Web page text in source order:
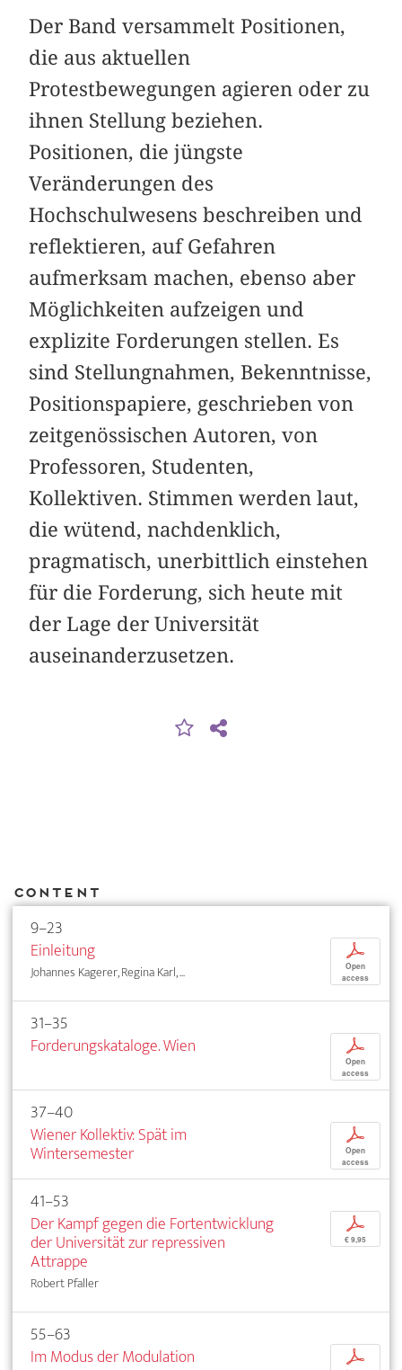
Der Band versammelt Positionen,
die aus ­aktuellen
Protestbewegungen agieren oder zu
ihnen Stellung beziehen.
Positionen, die jüngste
Veränderungen des
Hochschulwesens beschreiben und
reflektieren, auf Gefahren
aufmerksam machen, ebenso aber
Möglichkeiten aufzeigen und
explizite Forderungen stellen. Es
sind Stellungnahmen, Bekenntnisse,
Positionspapiere, geschrieben von
zeitgenössischen Autoren, von
Professoren, Studenten,
Kollektiven. Stimmen werden laut,
die wütend, nachdenklich,
pragmatisch, unerbittlich einstehen
für die Forderung, sich heute mit
der Lage der Universität
auseinanderzusetzen.
Content
9–23
Einleitung
Johannes Kagerer, Regina Karl, ...
p
Open
access
31–35
Forderungskataloge. Wien
p
Open
access
37–40
Wiener Kollektiv: Spät im
Wintersemester
p
Open
access
41–53
Der Kampf gegen die Fortentwicklung
der Universität zur repressiven
Attrappe
Robert Pfaller
p
€ 9,95
55–63
Im Modus der Modulation
p